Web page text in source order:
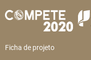
Ficha de projeto